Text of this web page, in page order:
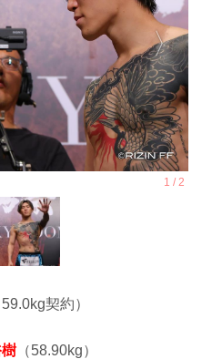
契約）
（58.90kg）